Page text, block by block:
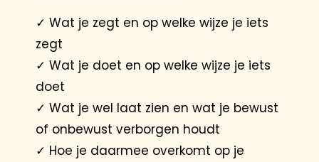
✓ Wat je zegt en op welke wijze je iets
zegt
✓ Wat je doet en op welke wijze je iets
doet
✓ Wat je wel laat zien en wat je bewust
of onbewust verborgen houdt
✓ Hoe je daarmee overkomt op je